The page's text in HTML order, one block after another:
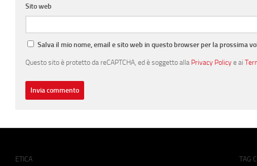
Sito web
Salva il mio nome, email e sito web in questo browser per la prossima
Questo sito è protetto da reCAPTCHA, ed è soggetto alla Privacy Policye ai
ETICA
TAG